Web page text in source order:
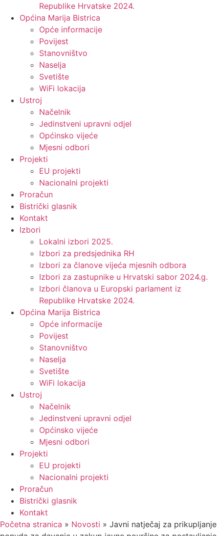
Republike Hrvatske 2024.
Općina Marija Bistrica
Opće informacije
Povijest
Stanovništvo
Naselja
Svetište
WiFi lokacija
Ustroj
Načelnik
Jedinstveni upravni odjel
Općinsko vijeće
Mjesni odbori
Projekti
EU projekti
Nacionalni projekti
Proračun
Bistrički glasnik
Kontakt
Izbori
Lokalni izbori 2025.
Izbori za predsjednika RH
Izbori za članove vijeća mjesnih odbora
Izbori za zastupnike u Hrvatski sabor 2024.g.
Izbori članova u Europski parlament iz
Republike Hrvatske 2024.
Općina Marija Bistrica
Opće informacije
Povijest
Stanovništvo
Naselja
Svetište
WiFi lokacija
Ustroj
Načelnik
Jedinstveni upravni odjel
Općinsko vijeće
Mjesni odbori
Projekti
EU projekti
Nacionalni projekti
Proračun
Bistrički glasnik
Kontakt
Početna stranica » Novosti » Javni natječaj za prikupljanje